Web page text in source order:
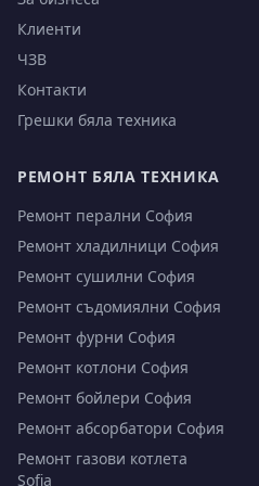
Клиенти
ЧЗВ
Контакти
Грешки бяла техника
РЕМОНТ БЯЛА ТЕХНИКА
Ремонт перални София
Ремонт хладилници София
Ремонт сушилни София
Ремонт съдомиялни София
Ремонт фурни София
Ремонт котлони София
Ремонт бойлери София
Ремонт абсорбатори София
Ремонт газови котлета
Sofia